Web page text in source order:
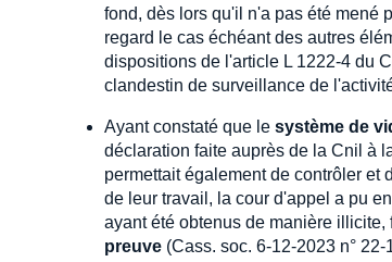
fond, dès lors qu'il n'a pas été mené
regard le cas échéant des autres
dispositions de l'article L 1222-4 du
clandestin de surveillance de
Ayant constaté que le système de
déclaration faite auprès de la Cnil à
permettait également de contrôler et
de leur travail, la cour d'appel a pu
ayant été obtenus de manière
preuve (Cass. soc. 6-12-2023 n° 22-